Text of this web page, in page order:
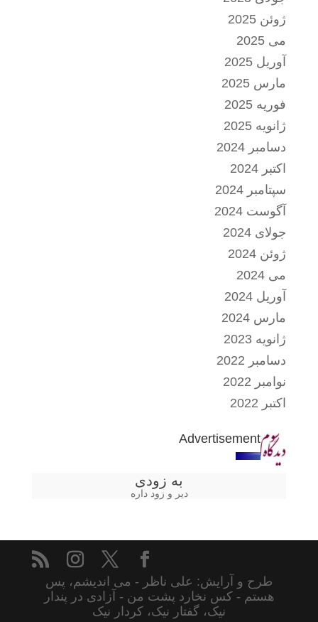
ژوئن 2025
می 2025
آوریل 2025
مارس 2025
فوریه 2025
ژانویه 2025
دسامبر 2024
اکتبر 2024
سپتامبر 2024
آگوست 2024
جولای 2024
ژوئن 2024
می 2024
آوریل 2024
مارس 2024
ژانویه 2023
دسامبر 2022
نوامبر 2022
اکتبر 2022
Advertisement
به زودی
دیر و زود داره
طرح و آرایش: علی ناظر - می اندیشم، پس
هستم - کس نخارد پشت من - آزادی در پندار
نیک، گفتار نیک، کردار نیک